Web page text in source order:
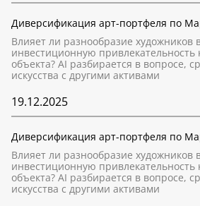
Диверсификация арт-портфеля по
Влияет ли разнообразие художников
инвестиционную привлекательность
объекта? AI разбирается в вопросе,
искусства с другими активами
19.12.2025
Диверсификация арт-портфеля по
Влияет ли разнообразие художников
инвестиционную привлекательность
объекта? AI разбирается в вопросе,
искусства с другими активами